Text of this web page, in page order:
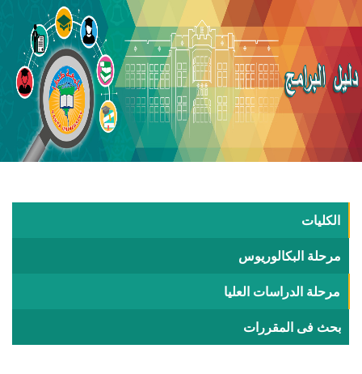
الكليات
مرحلة البكالوريوس
مرحلة الدراسات العليا
بحث فى المقررات